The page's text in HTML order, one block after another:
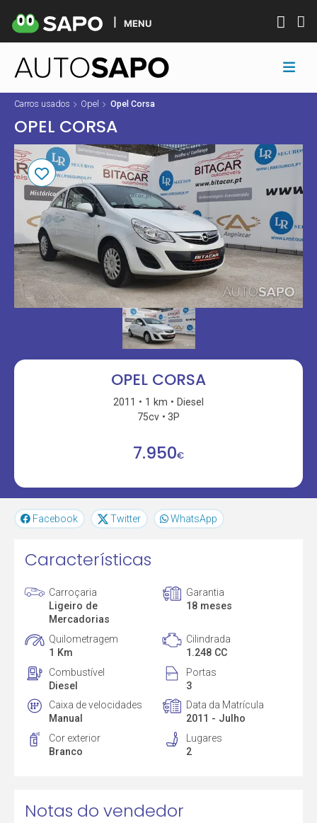
MENU
Carros usados Opel Opel Corsa
OPEL CORSA
OPEL CORSA
2011 1 km
Diesel
75cv
3P
7.950€
Facebook Twitter WhatsApp
Características
Carroçaria
Ligeiro de
Mercadorias
Garantia
18 meses
Quilometragem
1 Km
Cilindrada
1.248 CC
Combustível
Diesel
Portas
3
Caixa de velocidades
Manual
Data da Matrícula
2011 - Julho
Cor exterior
Branco
Lugares
2
Notas do vendedor